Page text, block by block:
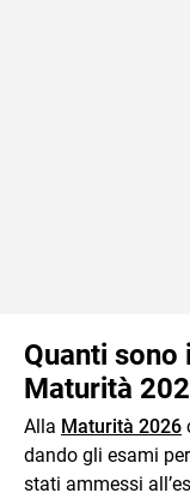
Quanti sono
Maturità
Alla Maturità 2026
dando gli esami
stati ammessi